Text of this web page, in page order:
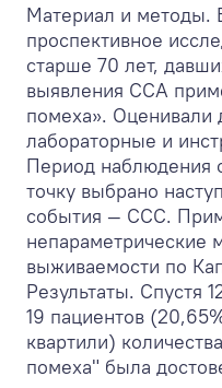
Материал и методы.
проспективное
старше 70 лет,
выявления ССА
помеха». Оценивали
лабораторные и
Период наблюдения
точку выбрано
события — ССС.
непараметрические
выживаемости по
Результаты. Спустя
19 пациентов
квартили)
помеха" была